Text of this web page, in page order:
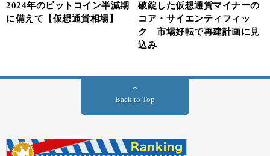
2024年のビットコイン半減期
に備えて【仮想通貨相場】
破綻した仮想通貨マイナーの
コア・サイエンティフィッ
ク 市場好転で再建計画に見
込み
Back to Top